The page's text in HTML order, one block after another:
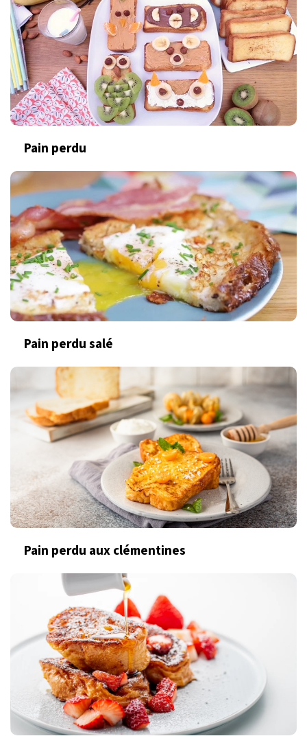
Pain perdu
Pain perdu salé
Pain perdu aux clémentines